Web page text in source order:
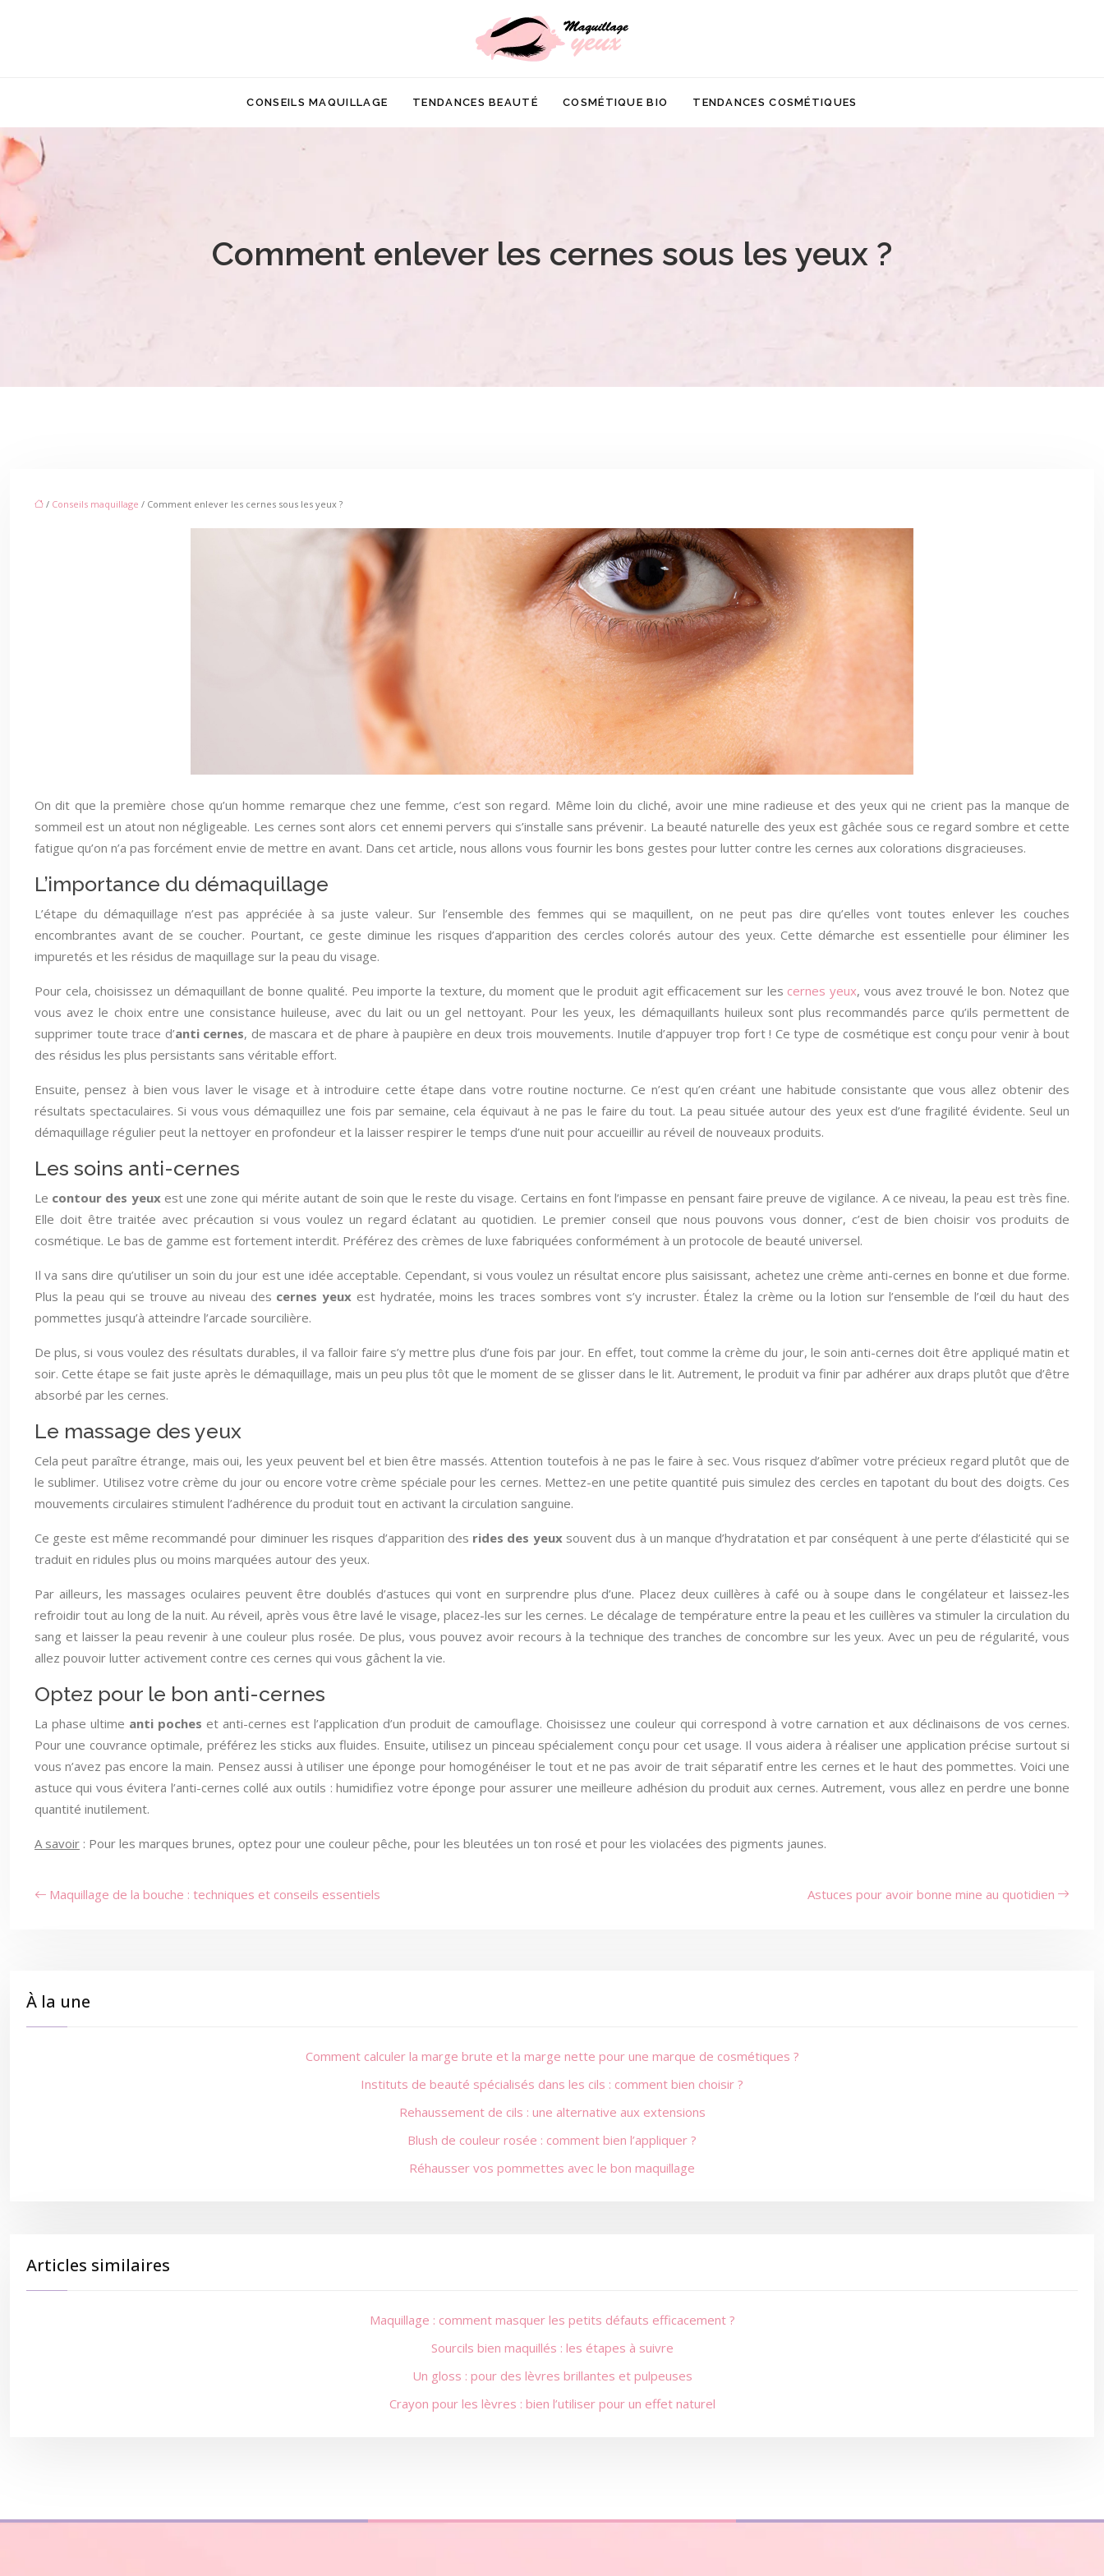
CONSEILS MAQUILLAGE TENDANCES BEAUTÉ COSMÉTIQUE BIO TENDANCES COSMÉTIQUES
Comment enlever les cernes sous les yeux ?
/ Conseils maquillage / Comment enlever les cernes sous les yeux ?
On dit que la première chose qu’un homme remarque chez une femme, c’est son regard. Même loin du cliché, avoir une mine radieuse et des yeux qui ne crient pas la manque de
sommeil est un atout non négligeable. Les cernes sont alors cet ennemi pervers qui s’installe sans prévenir. La beauté naturelle des yeux est gâchée sous ce regard sombre et cette
fatigue qu’on n’a pas forcément envie de mettre en avant. Dans cet article, nous allons vous fournir les bons gestes pour lutter contre les cernes aux colorations disgracieuses.
L’importance du démaquillage
L’étape du démaquillage n’est pas appréciée à sa juste valeur. Sur l’ensemble des femmes qui se maquillent, on ne peut pas dire qu’elles vont toutes enlever les couches
encombrantes avant de se coucher. Pourtant, ce geste diminue les risques d’apparition des cercles colorés autour des yeux. Cette démarche est essentielle pour éliminer les
impuretés et les résidus de maquillage sur la peau du visage.
Pour cela, choisissez un démaquillant de bonne qualité. Peu importe la texture, du moment que le produit agit efficacement sur les cernes yeux, vous avez trouvé le bon. Notez que
vous avez le choix entre une consistance huileuse, avec du lait ou un gel nettoyant. Pour les yeux, les démaquillants huileux sont plus recommandés parce qu’ils permettent de
supprimer toute trace d’anti cernes, de mascara et de phare à paupière en deux trois mouvements. Inutile d’appuyer trop fort ! Ce type de cosmétique est conçu pour venir à bout
des résidus les plus persistants sans véritable effort.
Ensuite, pensez à bien vous laver le visage et à introduire cette étape dans votre routine nocturne. Ce n’est qu’en créant une habitude consistante que vous allez obtenir des
résultats spectaculaires. Si vous vous démaquillez une fois par semaine, cela équivaut à ne pas le faire du tout. La peau située autour des yeux est d’une fragilité évidente. Seul un
démaquillage régulier peut la nettoyer en profondeur et la laisser respirer le temps d’une nuit pour accueillir au réveil de nouveaux produits.
Les soins anti-cernes
Le contour des yeuxest une zone qui mérite autant de soin que le reste du visage. Certains en font l’impasse en pensant faire preuve de vigilance. A ce niveau, la peau est très fine.
Elle doit être traitée avec précaution si vous voulez un regard éclatant au quotidien. Le premier conseil que nous pouvons vous donner, c’est de bien choisir vos produits de
cosmétique. Le bas de gamme est fortement interdit. Préférez des crèmes de luxe fabriquées conformément à un protocole de beauté universel.
Il va sans dire qu’utiliser un soin du jour est une idée acceptable. Cependant, si vous voulez un résultat encore plus saisissant, achetez une crème anti-cernes en bonne et due forme.
Plus la peau qui se trouve au niveau des cernes yeux est hydratée, moins les traces sombres vont s’y incruster. Étalez la crème ou la lotion sur l’ensemble de l’œil du haut des
pommettes jusqu’à atteindre l’arcade sourcilière.
De plus, si vous voulez des résultats durables, il va falloir faire s’y mettre plus d’une fois par jour. En effet, tout comme la crème du jour, le soin anti-cernes doit être appliqué matin et
soir. Cette étape se fait juste après le démaquillage, mais un peu plus tôt que le moment de se glisser dans le lit. Autrement, le produit va finir par adhérer aux draps plutôt que d’être
absorbé par les cernes.
Le massage des yeux
Cela peut paraître étrange, mais oui, les yeux peuvent bel et bien être massés. Attention toutefois à ne pas le faire à sec. Vous risquez d’abîmer votre précieux regard plutôt que de
le sublimer. Utilisez votre crème du jour ou encore votre crème spéciale pour les cernes. Mettez-en une petite quantité puis simulez des cercles en tapotant du bout des doigts. Ces
mouvements circulaires stimulent l’adhérence du produit tout en activant la circulation sanguine.
Ce geste est même recommandé pour diminuer les risques d’apparition des rides des yeuxsouvent dus à un manque d’hydratation et par conséquent à une perte d’élasticité qui se
traduit en ridules plus ou moins marquées autour des yeux.
Par ailleurs, les massages oculaires peuvent être doublés d’astuces qui vont en surprendre plus d’une. Placez deux cuillères à café ou à soupe dans le congélateur et laissez-les
refroidir tout au long de la nuit. Au réveil, après vous être lavé le visage, placez-les sur les cernes. Le décalage de température entre la peau et les cuillères va stimuler la circulation du
sang et laisser la peau revenir à une couleur plus rosée. De plus, vous pouvez avoir recours à la technique des tranches de concombre sur les yeux. Avec un peu de régularité, vous
allez pouvoir lutter activement contre ces cernes qui vous gâchent la vie.
Optez pour le bon anti-cernes
La phase ultime anti poches et anti-cernes est l’application d’un produit de camouflage. Choisissez une couleur qui correspond à votre carnation et aux déclinaisons de vos cernes.
Pour une couvrance optimale, préférez les sticks aux fluides. Ensuite, utilisez un pinceau spécialement conçu pour cet usage. Il vous aidera à réaliser une application précise surtout si
vous n’avez pas encore la main. Pensez aussi à utiliser une éponge pour homogénéiser le tout et ne pas avoir de trait séparatif entre les cernes et le haut des pommettes. Voici une
astuce qui vous évitera l’anti-cernes collé aux outils : humidifiez votre éponge pour assurer une meilleure adhésion du produit aux cernes. Autrement, vous allez en perdre une bonne
quantité inutilement.
A savoir : Pour les marques brunes, optez pour une couleur pêche, pour les bleutées un ton rosé et pour les violacées des pigments jaunes.
Maquillage de la bouche : techniques et conseils essentiels Astuces pour avoir bonne mine au quotidien
À la une
Comment calculer la marge brute et la marge nette pour une marque de cosmétiques ?
Instituts de beauté spécialisés dans les cils : comment bien choisir ?
Rehaussement de cils : une alternative aux extensions
Blush de couleur rosée : comment bien l’appliquer ?
Réhausser vos pommettes avec le bon maquillage
Articles similaires
Maquillage : comment masquer les petits défauts efficacement ?
Sourcils bien maquillés : les étapes à suivre
Un gloss : pour des lèvres brillantes et pulpeuses
Crayon pour les lèvres : bien l’utiliser pour un effet naturel